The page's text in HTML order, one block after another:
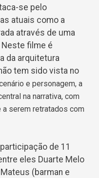
se pelo
atuais como a
através de uma
filme é
da arquitetura
tem sido vista no
e personagem, a
na narrativa, com
serem retratados com
de 11
eles Duarte Melo
(barman e